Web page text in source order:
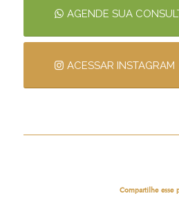
AGENDE SUA
ACESSAR INSTAGRAM
Compartilhe esse